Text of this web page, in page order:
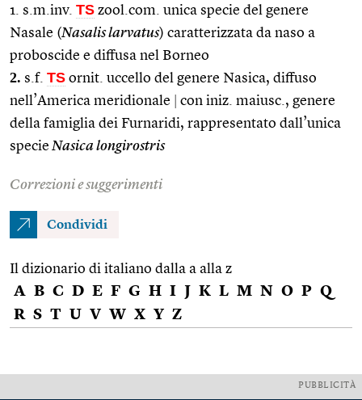
1. s.m.inv. TS zool.com. unica specie del genere
Nasale (Nasalis larvatus) caratterizzata da naso a
proboscide e diffusa nel Borneo
2. s.f. TS ornit. uccello del genere Nasica, diffuso
nell’America meridionale
con iniz. maiusc., genere
della famiglia dei Furnaridi, rappresentato dall’unica
specie Nasica longirostris
Correzioni e suggerimenti
Condividi
Il dizionario di italiano dalla a alla z
A B C D E F G H I J K L M N O P Q
R S T U V W X Y Z
PUBBLICITÀ